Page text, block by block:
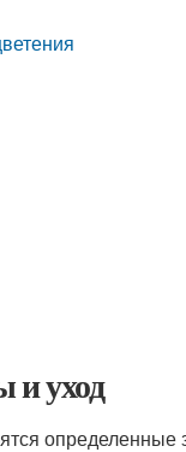
уход
определенные